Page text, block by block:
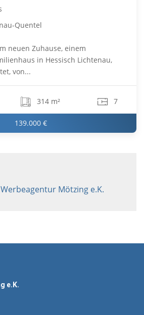
Quentel
neuen Zuhause, einem
in Hessisch Lichtenau,
von...
314 m² 7
139.000 €
Mötzing e.K.
e.K.